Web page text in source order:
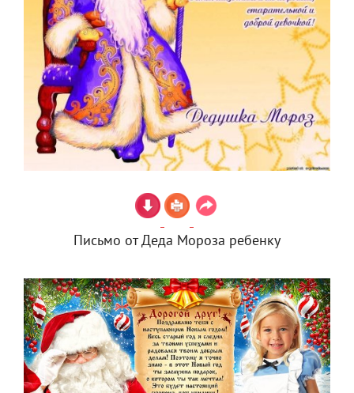
Письмо от Деда Мороза ребенку